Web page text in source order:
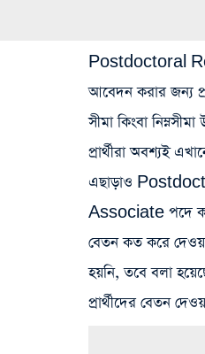
Postdoctoral
আবেদন করার জন্য
সীমা কিংবা
প্রার্থীরা অবশ্যই
এছাড়াও
Associate পদে
বেতন কত করে
হয়নি, তবে বলা
প্রার্থীদের বেতন